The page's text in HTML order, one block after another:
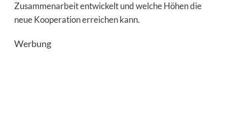
Zusammenarbeit entwickelt und welche Höhen die
neue Kooperation erreichen kann.
Werbung